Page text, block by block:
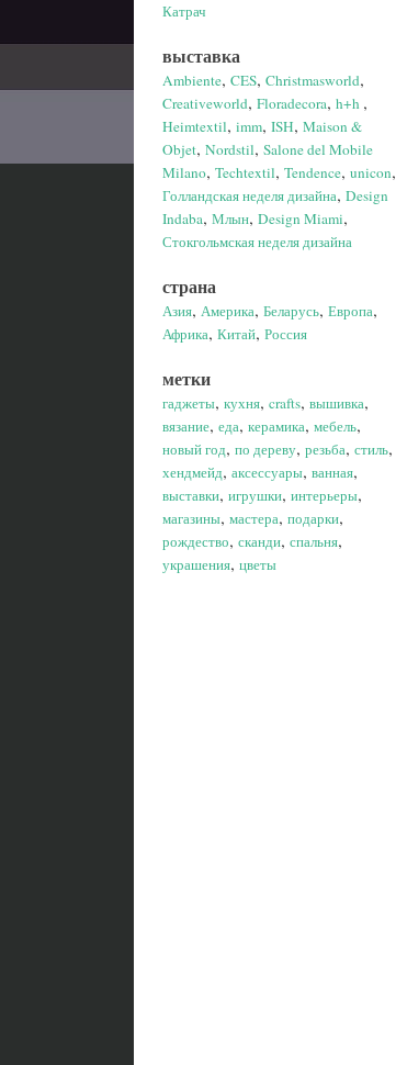
Катрач
выставка
Ambiente, CES, Christmasworld,
Creativeworld, Floradecora, h+h ,
Heimtextil, imm, ISH, Maison &
Objet, Nordstil, Salone del Mobile
Milano, Techtextil, Tendence, unicon,
Голландская неделя дизайна, Design
Indaba, Млын, Design Miami,
Стокгольмская неделя дизайна
страна
Азия, Америка, Беларусь, Европа,
Африка, Китай, Россия
метки
гаджеты, кухня, crafts, вышивка,
вязание, еда, керамика, мебель,
новый год, по дереву, резьба, стиль,
хендмейд, аксессуары, ванная,
выставки, игрушки, интерьеры,
магазины, мастера, подарки,
рождество, сканди, спальня,
украшения, цветы